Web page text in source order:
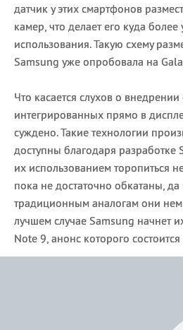
датчик у этих смартфонов
камер, что делает его куда
использования. Такую схему
Samsung уже опробовала на
Что касается слухов о внедрении
интегрированных прямо в
суждено. Такие технологии
доступны благодаря разработке
их использованием торопиться
пока не достаточно обкатаны,
традиционным аналогам они
лучшем случае Samsung начнет
Note 9, анонс которого